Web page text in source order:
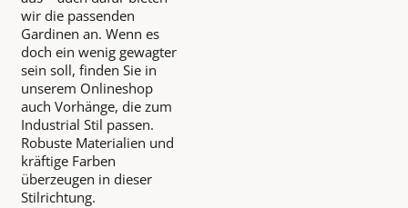
wir die passenden
Gardinen an. Wenn es
doch ein wenig gewagter
sein soll, finden Sie in
unserem Onlineshop
auch Vorhänge, die zum
Industrial Stil passen.
Robuste Materialien und
kräftige Farben
überzeugen in dieser
Stilrichtung.